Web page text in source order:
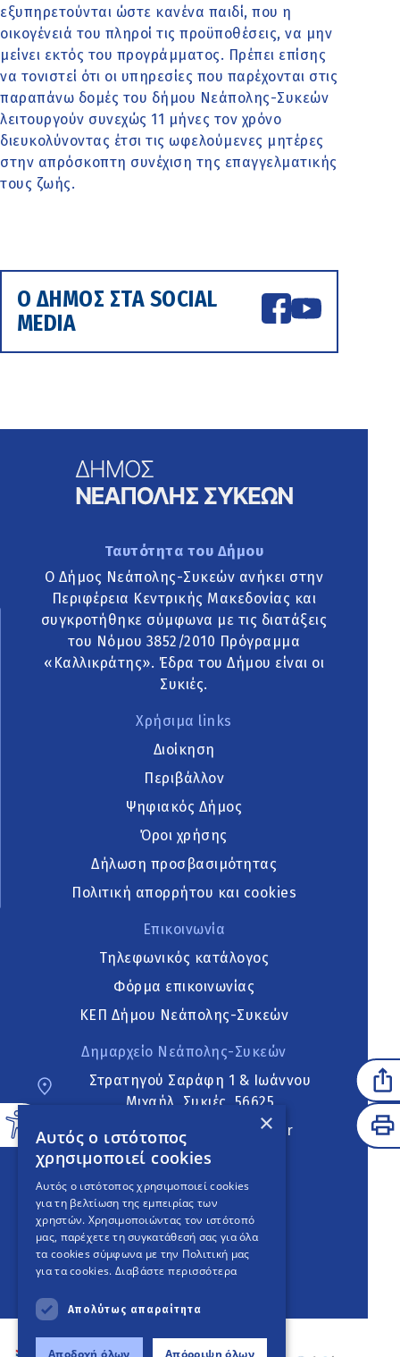
εξυπηρετούνται ώστε κανένα παιδί, που η
οικογένειά του πληροί τις προϋποθέσεις, να μην
μείνει εκτός του προγράμματος. Πρέπει επίσης
να τονιστεί ότι οι υπηρεσίες που παρέχονται στις
παραπάνω δομές του δήμου Νεάπολης-Συκεών
λειτουργούν συνεχώς 11 μήνες τον χρόνο
διευκολύνοντας έτσι τις ωφελούμενες μητέρες
στην απρόσκοπτη συνέχιση της επαγγελματικής
τους ζωής.
Ο ΔΗΜΟΣ ΣΤΑ SOCIAL
MEDIA
Ταυτότητα του Δήμου
Ο Δήμος Νεάπολης-Συκεών ανήκει στην
Περιφέρεια Κεντρικής Μακεδονίας και
συγκροτήθηκε σύμφωνα με τις διατάξεις
του Νόμου 3852/2010 Πρόγραμμα
«Καλλικράτης». Έδρα του Δήμου είναι οι
Συκιές.
Χρήσιμα links
Διοίκηση
Περιβάλλον
Ψηφιακός Δήμος
Όροι χρήσης
Δήλωση προσβασιμότητας
Πολιτική απορρήτου και cookies
Επικοινωνία
Τηλεφωνικός κατάλογος
Φόρμα επικοινωνίας
ΚΕΠ Δήμου Νεάπολης-Συκεών
Δημαρχείο Νεάπολης-Συκεών
Στρατηγού Σαράφη 1 & Ιωάννου
Μιχαήλ, Συκιές, 56625
neapoli.sykies@ddt.gov.gr
Ακολουθήστε
English Version
An project
×
Αυτός ο ιστότοπος
χρησιμοποιεί cookies
Αυτός ο ιστότοπος χρησιμοποιεί cookies
για τη βελτίωση της εμπειρίας των
χρηστών. Χρησιμοποιώντας τον ιστότοπό
μας, παρέχετε τη συγκατάθεσή σας για όλα
τα cookies σύμφωνα με την Πολιτική μας
για τα cookies. Διαβάστε περισσότερα
Απολύτως απαραίτητα
Αποδοχή όλων Απόρριψη όλων